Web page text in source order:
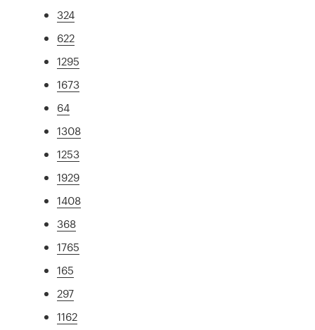
324
622
1295
1673
64
1308
1253
1929
1408
368
1765
165
297
1162